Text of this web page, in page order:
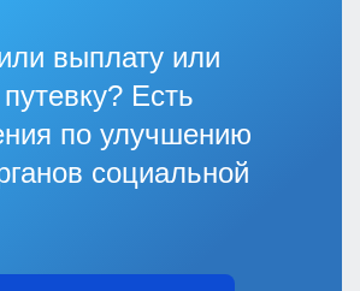
выплату или
Есть
по улучшению
социальной